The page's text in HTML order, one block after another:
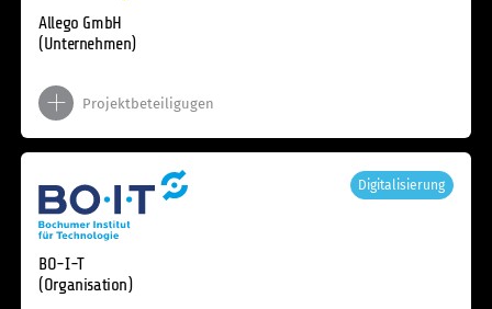
Allego GmbH
(Unternehmen)
Projektbeteiligugen
BO-I-T
(Organisation)
Digitalisierung